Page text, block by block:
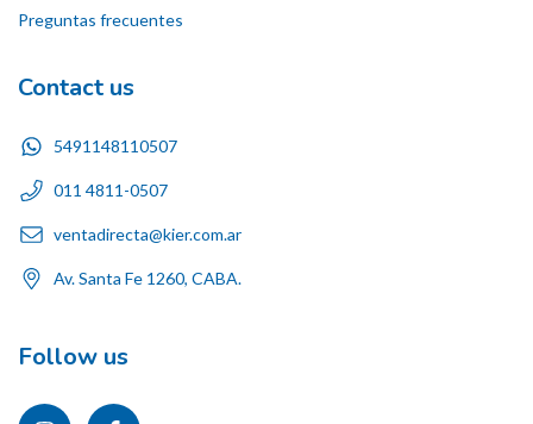
Preguntas frecuentes
Contact us
5491148110507
011 4811-0507
ventadirecta@kier.com.ar
Av. Santa Fe 1260, CABA.
Follow us